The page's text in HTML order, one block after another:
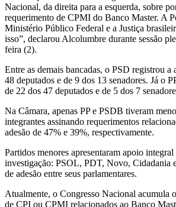
Nacional, da direita para a esquerda, sobre
requerimento de CPMI do Banco Master. A
Ministério Público Federal e a Justiça
isso”, declarou Alcolumbre durante sessão
feira (2).
Entre as demais bancadas, o PSD registrou a
48 deputados e de 9 dos 13 senadores. Já o
de 22 dos 47 deputados e de 5 dos 7
Na Câmara, apenas PP e PSDB tiveram
integrantes assinando requerimentos
adesão de 47% e 39%, respectivamente.
Partidos menores apresentaram apoio integral
investigação: PSOL, PDT, Novo, Cidadania
de adesão entre seus parlamentares.
Atualmente, o Congresso Nacional acumula
de CPI ou CPMI relacionados ao Banco